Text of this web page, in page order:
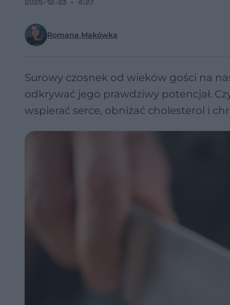
Romana Makówka
2025-12-23 4:27
Surowy czosnek od wieków gości na
odkrywać jego prawdziwy potencjał.
wspierać serce, obniżać cholesterol i